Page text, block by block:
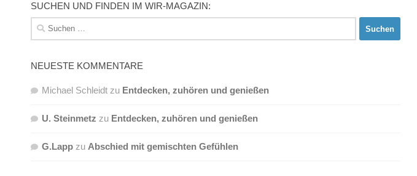
SUCHEN UND FINDEN IM WIR-MAGAZIN:
Suchen
nach:
NEUESTE KOMMENTARE
Michael Schleidt zu Entdecken, zuhören und genießen
U. Steinmetz zu Entdecken, zuhören und genießen
G.Lapp zu Abschied mit gemischten Gefühlen